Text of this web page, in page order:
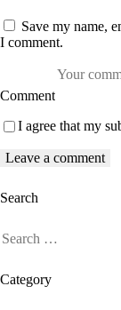
Save my name,
I comment.
Comment
I agree that my
Search
Category